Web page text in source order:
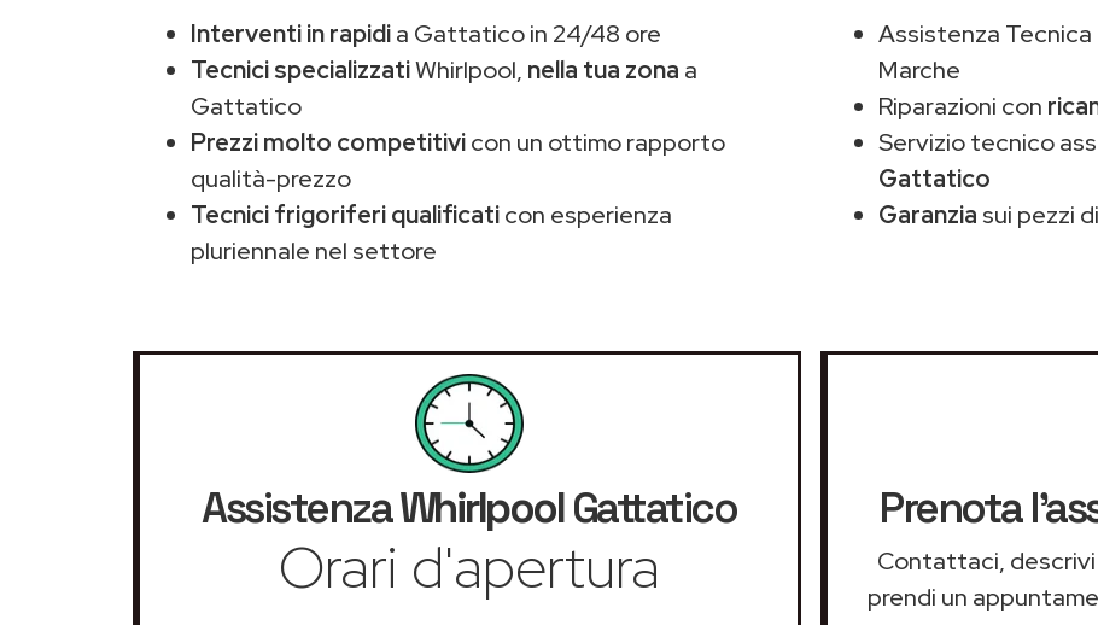
Interventi in rapidia Gattatico in 24/48 ore
Tecnici specializzatiWhirlpool, nella tua zona a
Gattatico
Prezzi molto competitivicon un ottimo rapporto
qualità-prezzo
Tecnici frigoriferi qualificaticon esperienza
pluriennale nel settore
Assistenza
Marche
Riparazioni con
Servizio tecnico
Gattatico
Garanzia sui pezzi
AssistenzaWhirlpoolGattatico
Orari d'apertura
Prenota
Contattaci,
prendi un